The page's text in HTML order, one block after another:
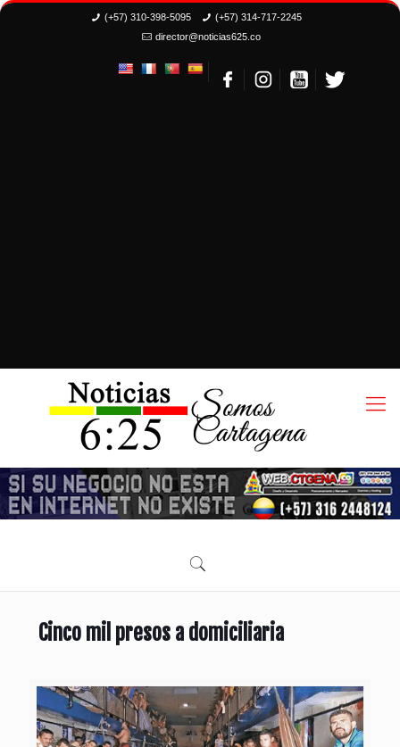
(+57) 310-398-5095
(+57) 314-717-2245
director@noticias625.co
Cinco mil presos a domiciliaria